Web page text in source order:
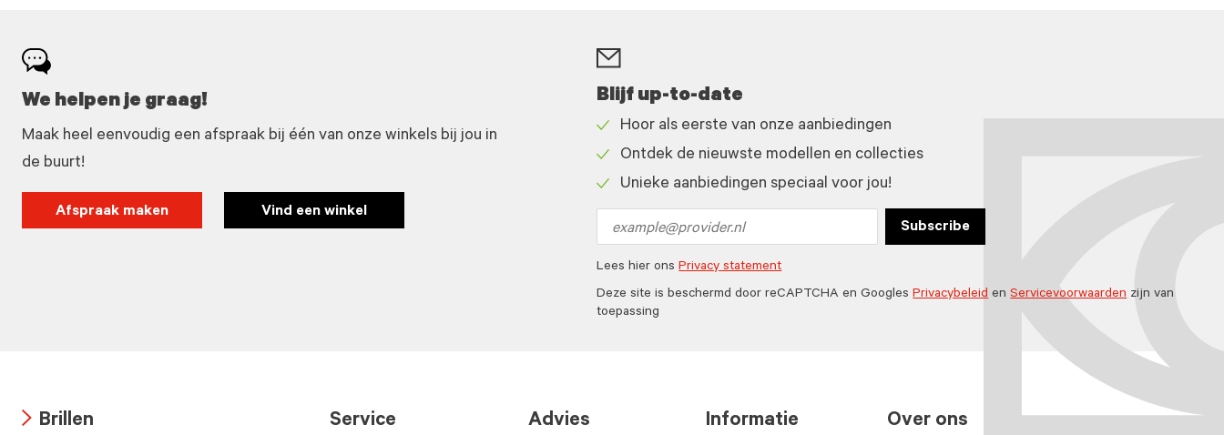
We helpen je graag!
Maak heel eenvoudig een afspraak bij één van onze winkels bij jou in
de buurt!
Afspraak maken Vind een winkel
Blijf up-to-date
icon
Hoor als eerste van onze aanbiedingen
icon
Ontdek de nieuwste modellen en collecties
Unieke aanbiedingen speciaal voor jou!
address
Subscribe
Lees hier onsPrivacy statement
Deze site is beschermd door reCAPTCHA en GooglesPrivacybeleidenServicevoorwaardenzijn van
toepassing
Brillen Service Advies Informatie Over ons